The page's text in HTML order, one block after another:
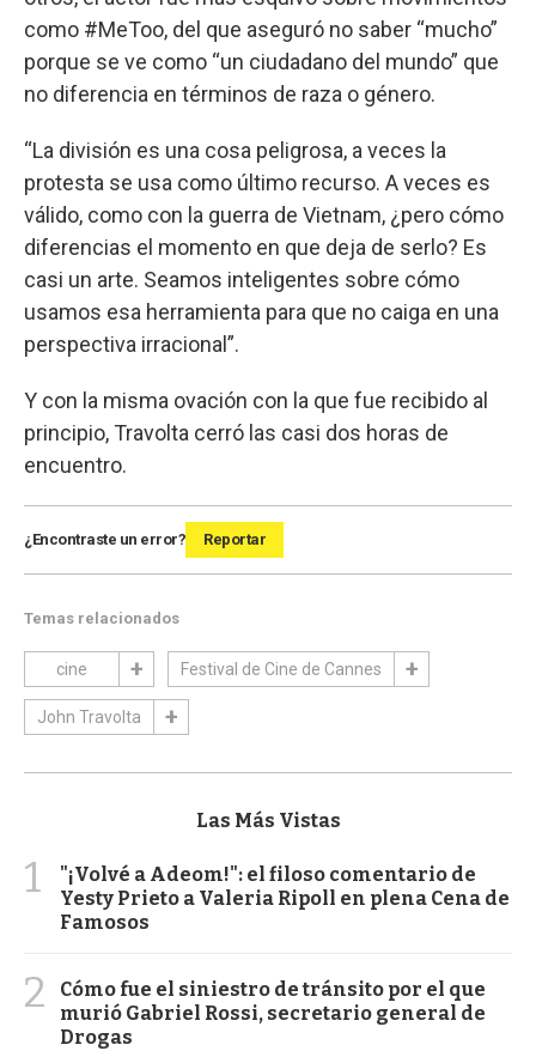
como #MeToo, del que aseguró no saber “mucho”
porque se ve como “un ciudadano del mundo” que
no diferencia en términos de raza o género.
“La división es una cosa peligrosa, a veces la
protesta se usa como último recurso. A veces es
válido, como con la guerra de Vietnam, ¿pero cómo
diferencias el momento en que deja de serlo? Es
casi un arte. Seamos inteligentes sobre cómo
usamos esa herramienta para que no caiga en una
perspectiva irracional”.
Y con la misma ovación con la que fue recibido al
principio, Travolta cerró las casi dos horas de
encuentro.
¿Encontraste un error? Reportar
Temas relacionados
cine Festival de Cine de Cannes
John Travolta
Las Más Vistas
1
"¡Volvé a Adeom!": el filoso comentario de
Yesty Prieto a Valeria Ripoll en plena Cena de
Famosos
2
Cómo fue el siniestro de tránsito por el que
murió Gabriel Rossi, secretario general de
Drogas